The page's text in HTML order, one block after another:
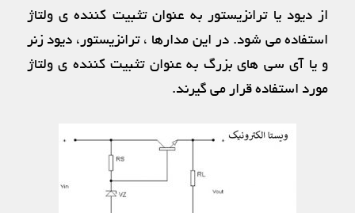
از دیود یا ترانزیستور به عنوان تثبیت کننده ی ولتاژ
استفاده می شود. در این مدارها ، ترانزیستور، دیود زنر
و یا آی سی های بزرگ به عنوان تثبیت کننده ی ولتاژ
مورد استفاده قرار می گیرند.